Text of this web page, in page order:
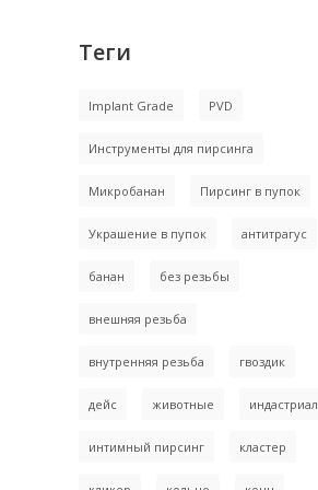
Теги
Implant Grade PVD
Инструменты для пирсинга
Микробанан Пирсинг в пупок
Украшение в пупок антитрагус
банан без резьбы
внешняя резьба
внутренняя резьба гвоздик
дейс животные индастриал
интимный пирсинг кластер